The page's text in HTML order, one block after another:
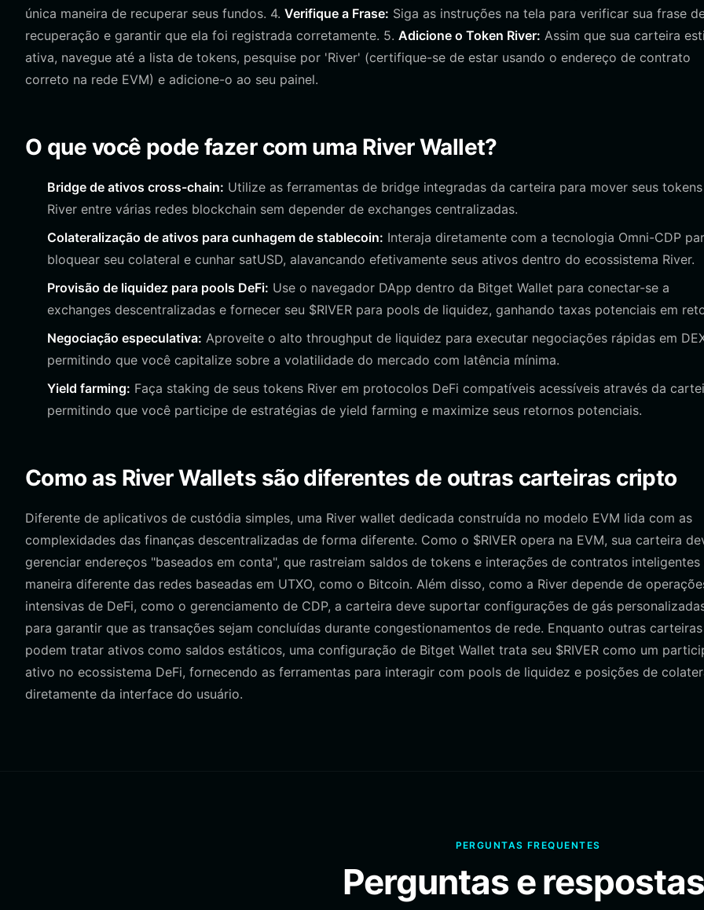
única maneira de recuperar seus fundos. 4. Verifique a Frase: Siga as instruções na tela para verificar sua frase
recuperação e garantir que ela foi registrada corretamente. 5. Adicione o Token River: Assim que sua carteira
ativa, navegue até a lista de tokens, pesquise por 'River' (certifique-se de estar usando o endereço de contrato
correto na rede EVM) e adicione-o ao seu painel.
O que você pode fazer com uma River Wallet?
Bridge de ativos cross-chain: Utilize as ferramentas de bridge integradas da carteira para mover seus tokens
River entre várias redes blockchain sem depender de exchanges centralizadas.
Colateralização de ativos para cunhagem de stablecoin: Interaja diretamente com a tecnologia Omni-CDP
bloquear seu colateral e cunhar satUSD, alavancando efetivamente seus ativos dentro do ecossistema River.
Provisão de liquidez para pools DeFi: Use o navegador DApp dentro da Bitget Wallet para conectar-se a
exchanges descentralizadas e fornecer seu $RIVER para pools de liquidez, ganhando taxas potenciais em
Negociação especulativa: Aproveite o alto throughput de liquidez para executar negociações rápidas em
permitindo que você capitalize sobre a volatilidade do mercado com latência mínima.
Yield farming: Faça staking de seus tokens River em protocolos DeFi compatíveis acessíveis através da
permitindo que você participe de estratégias de yield farming e maximize seus retornos potenciais.
Como as River Wallets são diferentes de outras carteiras cripto
Diferente de aplicativos de custódia simples, uma River wallet dedicada construída no modelo EVM lida com as
complexidades das finanças descentralizadas de forma diferente. Como o $RIVER opera na EVM, sua carteira
gerenciar endereços "baseados em conta", que rastreiam saldos de tokens e interações de contratos inteligentes
maneira diferente das redes baseadas em UTXO, como o Bitcoin. Além disso, como a River depende de
intensivas de DeFi, como o gerenciamento de CDP, a carteira deve suportar configurações de gás
para garantir que as transações sejam concluídas durante congestionamentos de rede. Enquanto outras carteiras
podem tratar ativos como saldos estáticos, uma configuração de Bitget Wallet trata seu $RIVER como um
ativo no ecossistema DeFi, fornecendo as ferramentas para interagir com pools de liquidez e posições de
diretamente da interface do usuário.
PERGUNTAS FREQUENTES
Perguntas e